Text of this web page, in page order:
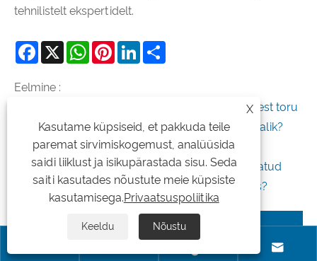
tehnilistelt ekspertidelt.
Facebook
X WhatsAppPinterestLinkedIn
Eelmine :
Miks on automootorrataste roostevabast terasest toru
tänapäevaste sõidukite jõudluse jaoks hädavajalik?
Edasi :
Kas teie roostevabast terasest tööstuslik keevitatud
toru sobib kõrgel temperatuuril teenindamiseks?
Seotud uudised

X
Kasutame küpsiseid, et pakkuda teile
paremat sirvimiskogemust, analüüsida
saidi liiklust ja isikupärastada sisu. Seda
saiti kasutades nõustute meie küpsiste
kasutamisega.Privaatsuspoliitika
Keeldu Nõustu